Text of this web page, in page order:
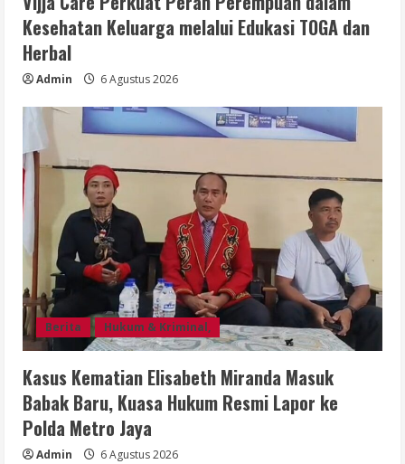
Kesehatan Keluarga melalui Edukasi TOGA dan
Herbal
Admin 6 Agustus 2026
Berita Hukum & Kriminal,
Kasus Kematian Elisabeth Miranda Masuk
Babak Baru, Kuasa Hukum Resmi Lapor ke
Polda Metro Jaya
Admin 6 Agustus 2026